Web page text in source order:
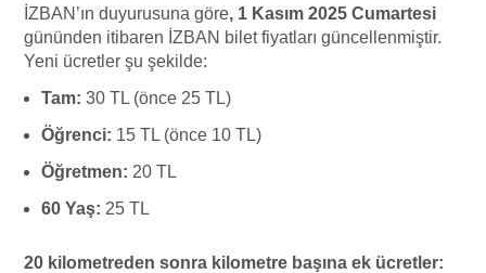
İZBAN’ın duyurusuna göre, 1 Kasım 2025 Cumartesi
gününden itibaren İZBAN bilet fiyatları güncellenmiştir.
Yeni ücretler şu şekilde:
Tam: 30 TL (önce 25 TL)
Öğrenci: 15 TL (önce 10 TL)
Öğretmen: 20 TL
60 Yaş: 25 TL
20 kilometreden sonra kilometre başına ek ücretler: